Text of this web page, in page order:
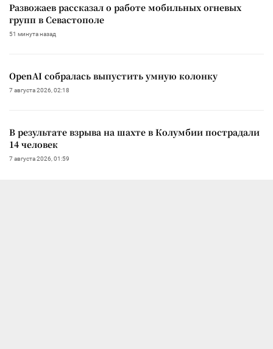
Развожаев рассказал о работе мобильных огневых
групп в Севастополе
51 минута назад
OpenAI собралась выпустить умную колонку
7 августа 2026, 02:18
В результате взрыва на шахте в Колумбии пострадали
14 человек
7 августа 2026, 01:59